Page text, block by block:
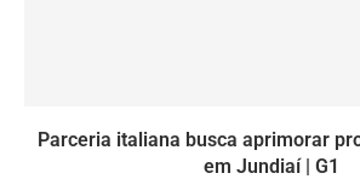
Parceria italiana busca aprimorar
em Jundiaí | G1